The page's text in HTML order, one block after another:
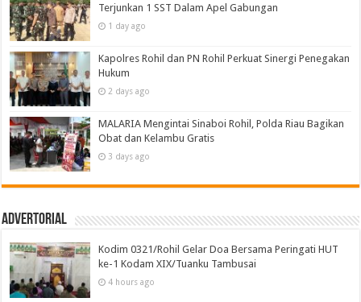
Terjunkan 1 SST Dalam Apel Gabungan
1 day ago
Kapolres Rohil dan PN Rohil Perkuat Sinergi Penegakan
Hukum
2 days ago
MALARIA Mengintai Sinaboi Rohil, Polda Riau Bagikan
Obat dan Kelambu Gratis
3 days ago
Advertorial
Kodim 0321/Rohil Gelar Doa Bersama Peringati HUT
ke-1 Kodam XIX/Tuanku Tambusai
4 hours ago